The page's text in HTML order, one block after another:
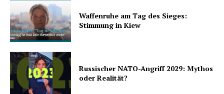
Waffenruhe am Tag des Sieges:
Stimmung in Kiew
Russischer NATO-Angriff 2029: Mythos
oder Realität?